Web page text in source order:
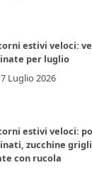
estivi veloci:
per luglio
Luglio 2026
estivi veloci:
zucchine
con rucola